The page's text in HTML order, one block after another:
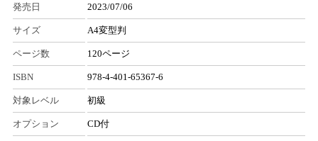
発売日 2023/07/06
サイズ A4変型判
ページ数 120ページ
ISBN 978-4-401-65367-6
対象レベル 初級
オプション CD付